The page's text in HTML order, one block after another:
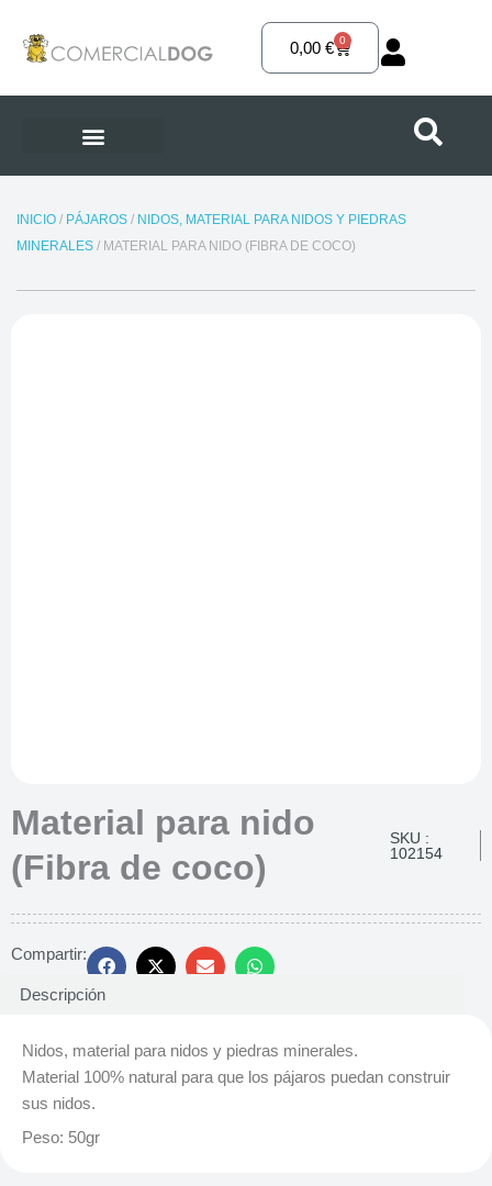
contenido
0,00€ 0
Carrito
INICIO/ PÁJAROS/ NIDOS, MATERIAL PARA NIDOS Y PIEDRAS
MINERALES/ MATERIAL PARA NIDO (FIBRA DE COCO)
Material para nido
(Fibra de coco)
SKU :
102154
Compartir:
Descripción
Nidos, material para nidos y piedras minerales.
Material 100% natural para que los pájaros puedan construir
sus nidos.
Peso: 50gr